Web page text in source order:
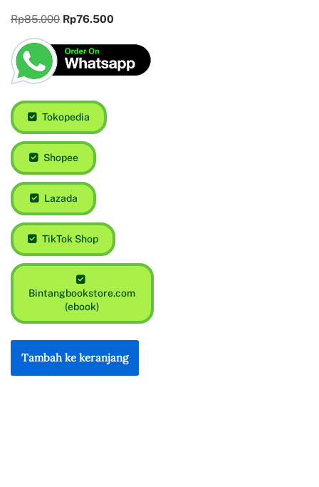
Rp85.000 Rp76.500
Tokopedia
Shopee
Lazada
TikTok Shop
Bintangbookstore.com
(ebook)
Tambah ke keranjang